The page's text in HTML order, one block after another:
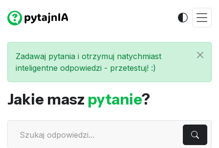
Zadawaj pytania i otrzymuj natychmiast
inteligentne odpowiedzi - przetestuj! :)
Jakie masz pytanie?